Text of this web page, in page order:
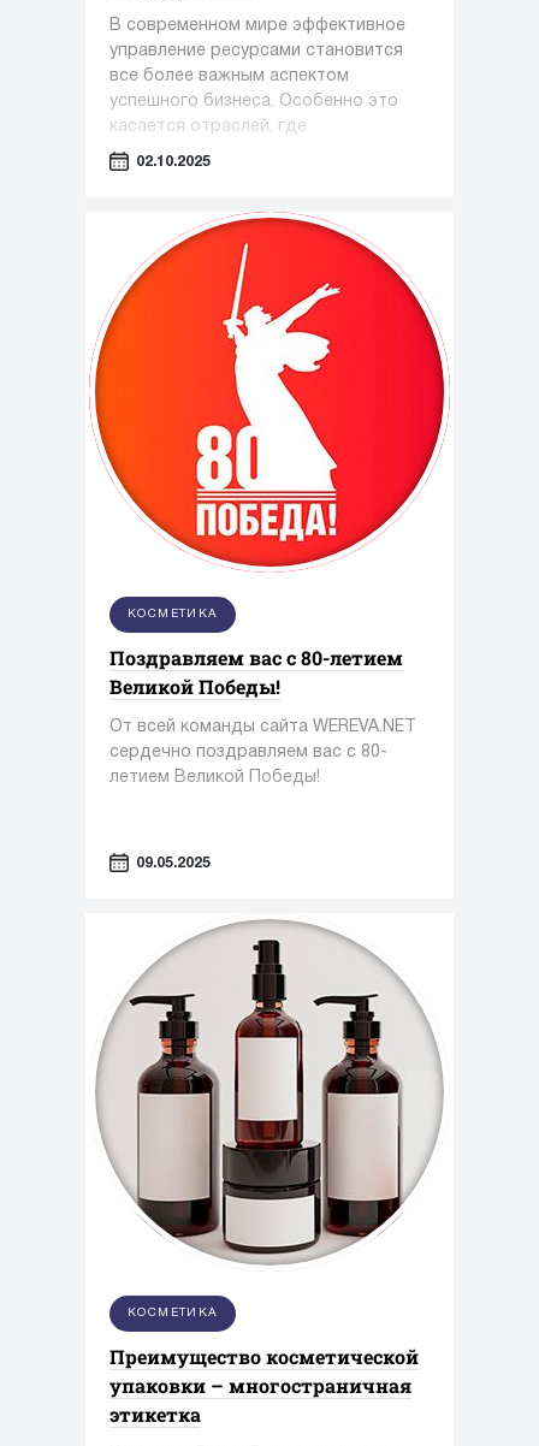
В современном мире эффективное
управление ресурсами становится
все более важным аспектом
успешного бизнеса. Особенно это
касается отраслей, где
оборудование играет ключевую роль
промышленность.
02.10.2025
КОСМЕТИКА
Поздравляем вас с 80-летием
Великой Победы!
От всей команды сайта WEREVA.NET
сердечно поздравляем вас с 80-
летием Великой Победы!
09.05.2025
КОСМЕТИКА
Преимущество косметической
упаковки – многостраничная
этикетка